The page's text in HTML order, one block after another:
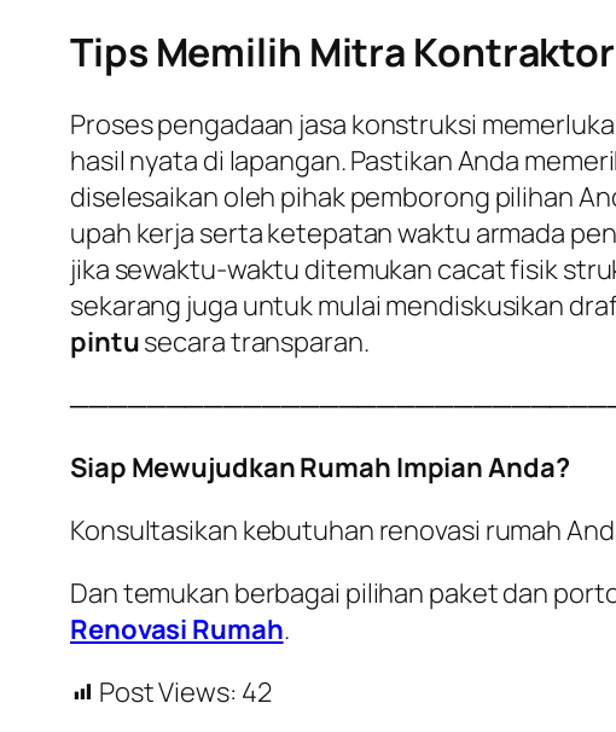
Tips Memilih Mitra
Proses pengadaan jasa konstruksi
hasil nyata di lapangan. Pastikan Anda
diselesaikan oleh pihak pemborong pilihan
upah kerja serta ketepatan waktu armada
jika sewaktu-waktu ditemukan cacat fisik
sekarang juga untuk mulai mendiskusikan
pintusecara transparan.
Siap Mewujudkan Rumah Impian Anda?
Konsultasikan kebutuhan renovasi rumah
Dan temukan berbagai pilihan paket dan
Renovasi Rumah.
Post Views: 42